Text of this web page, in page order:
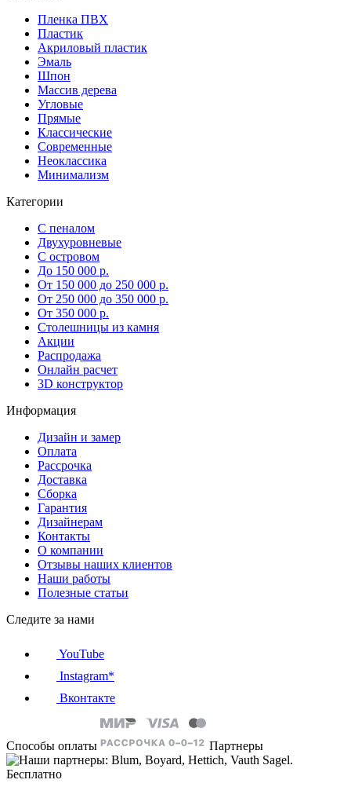
Пленка ПВХ
Пластик
Акриловый пластик
Эмаль
Шпон
Массив дерева
Угловые
Прямые
Классические
Современные
Неоклассика
Минимализм
Категории
С пеналом
Двухуровневые
С островом
До 150 000 р.
От 150 000 до 250 000 р.
От 250 000 до 350 000 р.
От 350 000 р.
Столешницы из камня
Акции
Распродажа
Онлайн расчет
3D конструктор
Информация
Дизайн и замер
Оплата
Рассрочка
Доставка
Сборка
Гарантия
Дизайнерам
Контакты
О компании
Отзывы наших клиентов
Наши работы
Полезные статьи
Следите за нами
YouTube
Instagram*
Вконтакте
Способы оплаты Партнеры
Бесплатно